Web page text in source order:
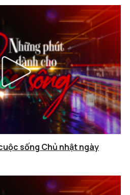
sống Chủ nhật ngày